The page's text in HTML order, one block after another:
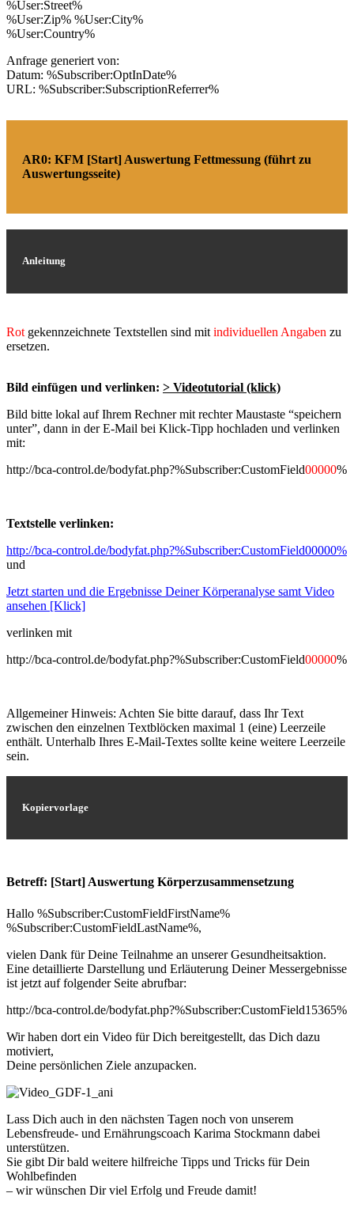
%User:Street%
%User:Zip% %User:City%
%User:Country%
Anfrage generiert von:
Datum: %Subscriber:OptInDate%
URL: %Subscriber:SubscriptionReferrer%
AR0: KFM [Start] Auswertung Fettmessung (führt zu
Auswertungsseite)
Anleitung
Rot gekennzeichnete Textstellen sind mit individuellen Angaben zu
ersetzen.
Bild einfügen und verlinken: > Videotutorial (klick)
Bild bitte lokal auf Ihrem Rechner mit rechter Maustaste “speichern
unter”, dann in der E-Mail bei Klick-Tipp hochladen und verlinken
mit:
http://bca-control.de/bodyfat.php?%Subscriber:CustomField00000%
Textstelle verlinken:
http://bca-control.de/bodyfat.php?%Subscriber:CustomField00000%
und
Jetzt starten und die Ergebnisse Deiner Körperanalyse samt Video
ansehen [Klick]
verlinken mit
http://bca-control.de/bodyfat.php?%Subscriber:CustomField00000%
Allgemeiner Hinweis: Achten Sie bitte darauf, dass Ihr Text
zwischen den einzelnen Textblöcken maximal 1 (eine) Leerzeile
enthält. Unterhalb Ihres E-Mail-Textes sollte keine weitere Leerzeile
sein.
Kopiervorlage
Betreff: [Start] Auswertung Körperzusammensetzung
Hallo %Subscriber:CustomFieldFirstName%
%Subscriber:CustomFieldLastName%,
vielen Dank für Deine Teilnahme an unserer Gesundheitsaktion.
Eine detaillierte Darstellung und Erläuterung Deiner Messergebnisse
ist jetzt auf folgender Seite abrufbar:
http://bca-control.de/bodyfat.php?%Subscriber:CustomField15365%
Wir haben dort ein Video für Dich bereitgestellt, das Dich dazu
motiviert,
Deine persönlichen Ziele anzupacken.
Lass Dich auch in den nächsten Tagen noch von unserem
Lebensfreude- und Ernährungscoach Karima Stockmann dabei
unterstützen.
Sie gibt Dir bald weitere hilfreiche Tipps und Tricks für Dein
Wohlbefinden
– wir wünschen Dir viel Erfolg und Freude damit!